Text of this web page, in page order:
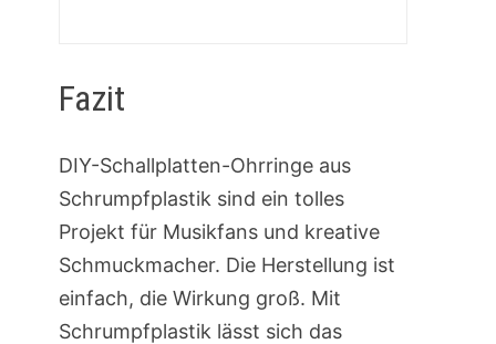
Fazit
DIY-Schallplatten-Ohrringe aus
Schrumpfplastik sind ein tolles
Projekt für Musikfans und kreative
Schmuckmacher. Die Herstellung ist
einfach, die Wirkung groß. Mit
Schrumpfplastik lässt sich das